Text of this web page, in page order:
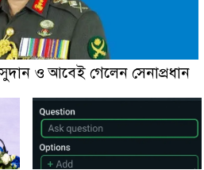
ও আবেই গেলেন সেনাপ্রধান